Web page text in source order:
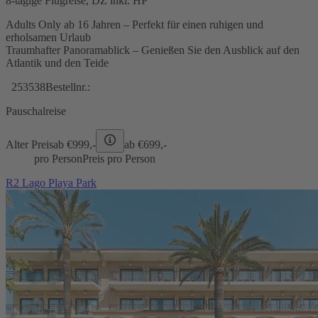
Adults Only ab 16 Jahren – Perfekt für einen ruhigen und
erholsamen Urlaub
Traumhafter Panoramablick – Genießen Sie den Ausblick auf den
Atlantik und den Teide
253538Bestellnr.:
Pauschalreise
Alter Preisab €999,- ab €699,-
pro PersonPreis pro Person
R2 Lago Playa Park